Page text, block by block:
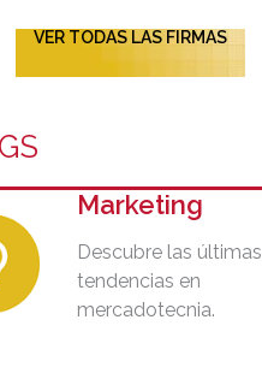
VER TODAS LAS FIRMAS
Marketing
Descubre las últimas
tendencias en
mercadotecnia.